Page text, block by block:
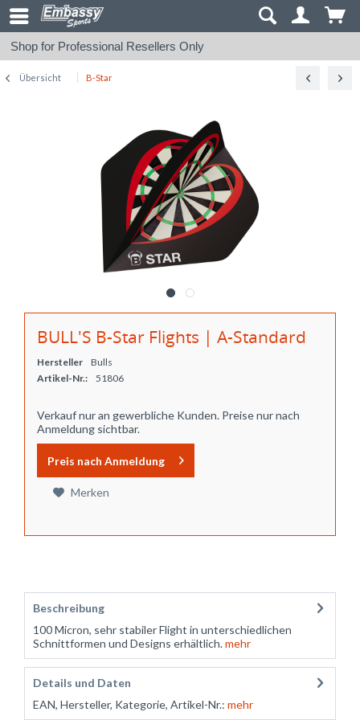
Shop for Professional Resellers Only
Übersicht B-Star
BULL'S B-Star Flights | A-Standard
Hersteller
Bulls
Artikel-Nr.:
51806
Verkauf nur an gewerbliche Kunden. Preise nur nach
Anmeldung sichtbar.
Preis nach Anmeldung
Merken
Beschreibung
100 Micron, sehr stabiler Flight in unterschiedlichen
Schnittformen und Designs erhältlich.mehr
Details und Daten
EAN, Hersteller, Kategorie, Artikel-Nr.: mehr